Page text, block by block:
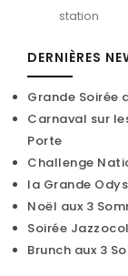
station
DERNIÈRES
Grande Soirée
Carnaval sur
Porte
Challenge
la Grande
Noël aux 3
Soirée
Brunch aux 3